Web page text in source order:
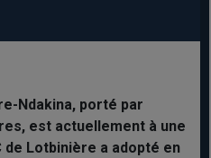
Ndakina, porté par
est actuellement à une
de Lotbinière a adopté en